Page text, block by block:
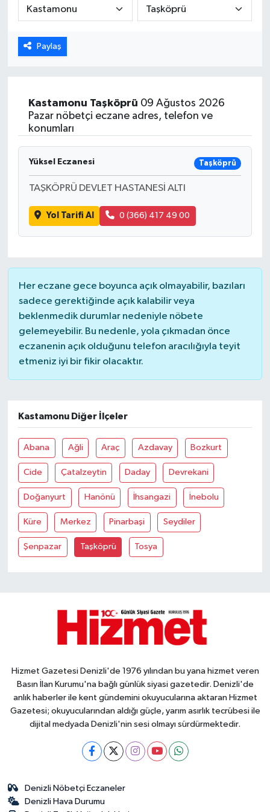
Paylaş
Kastamonu Taşköprü 09 Ağustos 2026
Pazar nöbetçi eczane adres, telefon ve
konumları
Yüksel Eczanesi Taşköprü
TAŞKÖPRÜ DEVLET HASTANESİ ALTI
Yol Tarifi Al 0 (366) 417 49 00
Her eczane gece boyunca açık olmayabilir, bazıları
sadece gerektiğinde açık kalabilir veya
beklenmedik durumlar nedeniyle nöbete
gelemeyebilir. Bu nedenle, yola çıkmadan önce
eczanenin açık olduğunu telefon aracılığıyla teyit
etmeniz iyi bir fikir olacaktır.
Kastamonu Diğer İlçeler
Abana Ağli Araç Azdavay Bozkurt
Cide Çatalzeytin Daday Devrekani
Doğanyurt Hanönü İhsangazi İnebolu
Küre Merkez Pinarbaşi Seydiler
Şenpazar Taşköprü Tosya
Hizmet Gazetesi Denizli'de 1976 yılından bu yana hizmet veren
Basın İlan Kurumu'na bağlı günlük siyasi gazetedir. Denizli'de
anlık haberler ile kent gündemini okuyucularına aktaran Hizmet
Gazetesi; okuyucularından aldığı güçle, yarım asırlık tecrübesi ile
dijital medyada Denizli'nin sesi olmayı sürdürmektedir.
Denizli Nöbetçi Eczaneler
Denizli Hava Durumu
ÖZEL HABER
DTO